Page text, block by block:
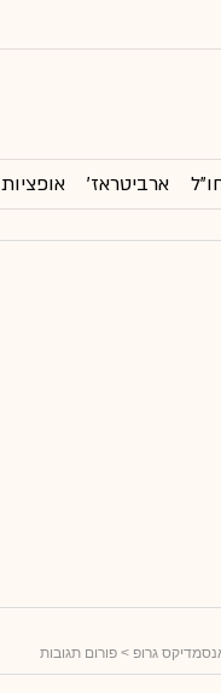
ארביטראז' אופציות
גרופ > פורום תגובות